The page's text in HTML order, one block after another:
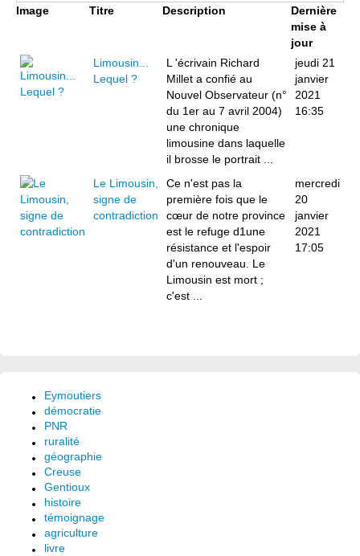
Image Titre Description
Dernière
mise à
jour
Limousin...
Lequel ?
L 'écrivain Richard
Millet a confié au
Nouvel Observateur (n°
du 1er au 7 avril 2004)
une chronique
limousine dans laquelle
il brosse le portrait ...
jeudi 21
janvier
2021
16:35
Le Limousin,
signe de
contradiction
Ce n'est pas la
première fois que le
cœur de notre province
est le refuge d1une
résistance et l'espoir
d'un renouveau. Le
Limousin est mort ;
c'est ...
mercredi
20
janvier
2021
17:05
Eymoutiers
démocratie
PNR
ruralité
géographie
Creuse
Gentioux
histoire
témoignage
agriculture
livre